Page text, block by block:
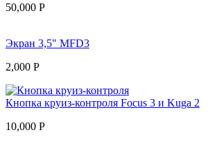
50,000 Р
Экран 3,5" MFD3
2,000 Р
Кнопка круиз-контроля Focus 3 и Kuga 2
10,000 Р